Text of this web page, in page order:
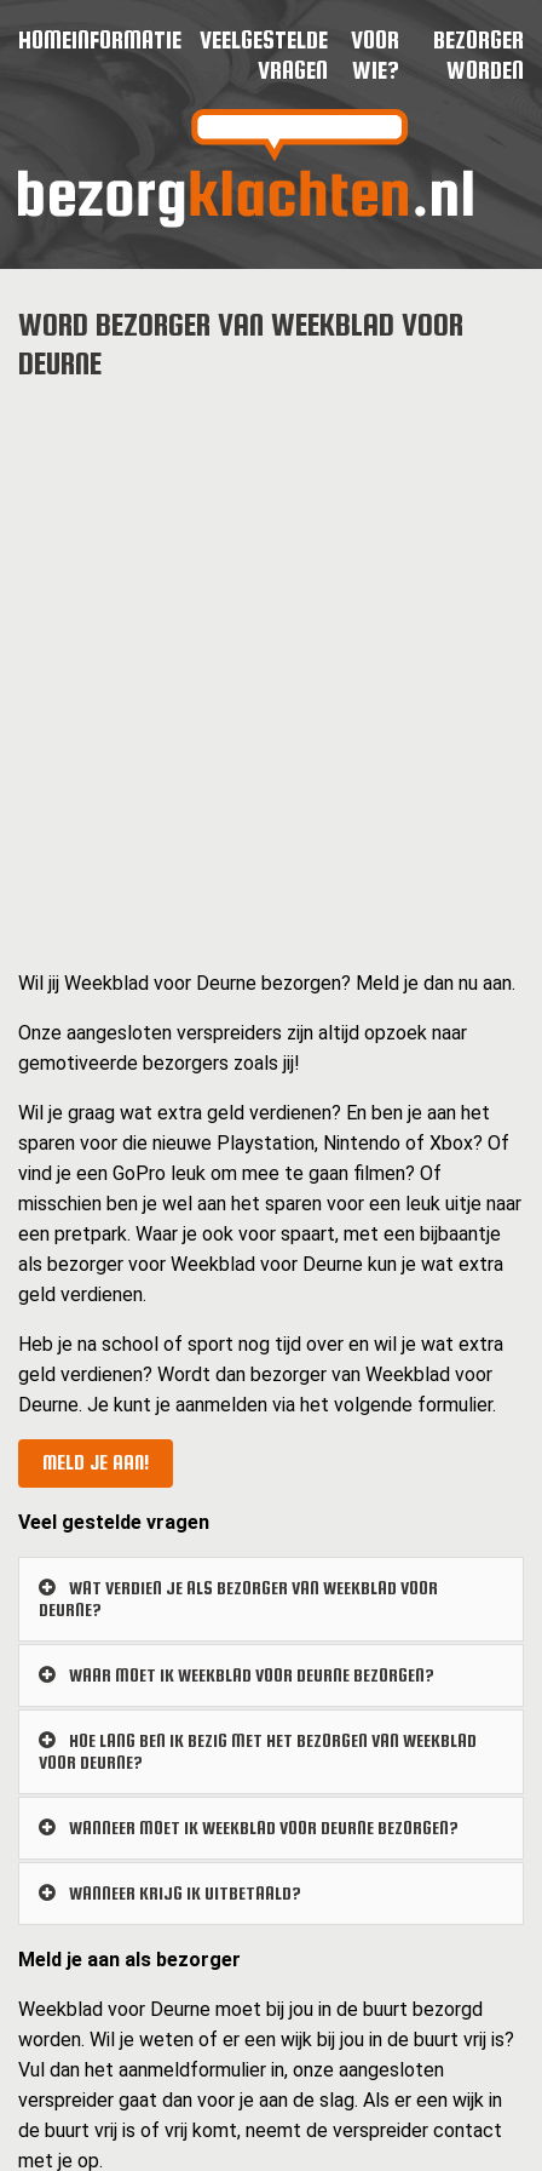
HOMEINFORMATIE
VEELGESTELDE
VRAGEN
VOOR
WIE?
BEZORGER
WORDEN
WORD BEZORGER VAN WEEKBLAD VOOR
DEURNE
Wil jij Weekblad voor Deurne bezorgen? Meld je dan nu aan.
Onze aangesloten verspreiders zijn altijd opzoek naar
gemotiveerde bezorgers zoals jij!
Wil je graag wat extra geld verdienen? En ben je aan het
sparen voor die nieuwe Playstation, Nintendo of Xbox? Of
vind je een GoPro leuk om mee te gaan filmen? Of
misschien ben je wel aan het sparen voor een leuk uitje naar
een pretpark. Waar je ook voor spaart, met een bijbaantje
als bezorger voor Weekblad voor Deurne kun je wat extra
geld verdienen.
Heb je na school of sport nog tijd over en wil je wat extra
geld verdienen? Wordt dan bezorger van Weekblad voor
Deurne. Je kunt je aanmelden via het volgende formulier.
MELD JE AAN!
Veel gestelde vragen
WAT VERDIEN JE ALS BEZORGER VAN WEEKBLAD VOOR
DEURNE?
WAAR MOET IK WEEKBLAD VOOR DEURNE BEZORGEN?
HOE LANG BEN IK BEZIG MET HET BEZORGEN VAN WEEKBLAD
VOOR DEURNE?
WANNEER MOET IK WEEKBLAD VOOR DEURNE BEZORGEN?
WANNEER KRIJG IK UITBETAALD?
Meld je aan als bezorger
Weekblad voor Deurne moet bij jou in de buurt bezorgd
worden. Wil je weten of er een wijk bij jou in de buurt vrij is?
Vul dan het aanmeldformulier in, onze aangesloten
verspreider gaat dan voor je aan de slag. Als er een wijk in
de buurt vrij is of vrij komt, neemt de verspreider contact
met je op.